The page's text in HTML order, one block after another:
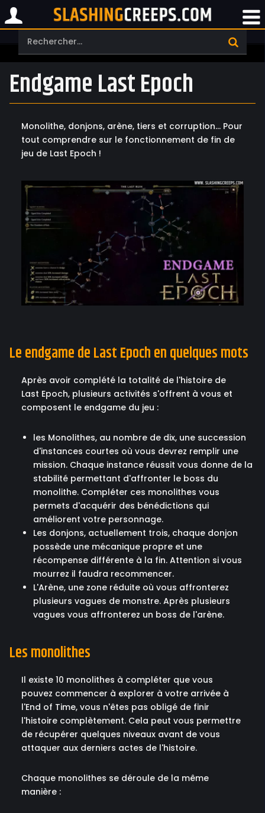
Endgame Last Epoch
Monolithe, donjons, arène, tiers et corruption... Pour
tout comprendre sur le fonctionnement de fin de
jeu de Last Epoch !
Le endgame de Last Epoch en quelques mots
Après avoir complété la totalité de l'histoire de
Last Epoch, plusieurs activités s'offrent à vous et
composent le endgame du jeu :
les Monolithes, au nombre de dix, une succession
d'instances courtes où vous devrez remplir une
mission. Chaque instance réussit vous donne de la
stabilité permettant d'affronter le boss du
monolithe. Compléter ces monolithes vous
permets d'acquérir des bénédictions qui
améliorent votre personnage.
Les donjons, actuellement trois, chaque donjon
possède une mécanique propre et une
récompense différente à la fin. Attention si vous
mourrez il faudra recommencer.
L'Arène, une zone réduite où vous affronterez
plusieurs vagues de monstre. Après plusieurs
vagues vous affronterez un boss de l'arène.
Les monolithes
Il existe 10 monolithes à compléter que vous
pouvez commencer à explorer à votre arrivée à
l'End of Time, vous n'êtes pas obligé de finir
l'histoire complètement. Cela peut vous permettre
de récupérer quelques niveaux avant de vous
attaquer aux derniers actes de l'histoire.
Chaque monolithes se déroule de la même
manière :